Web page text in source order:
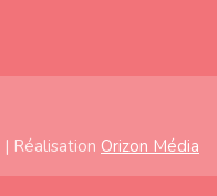
Réalisation Orizon Média